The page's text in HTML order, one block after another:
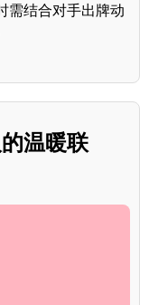
需结合对手出牌动
温暖联